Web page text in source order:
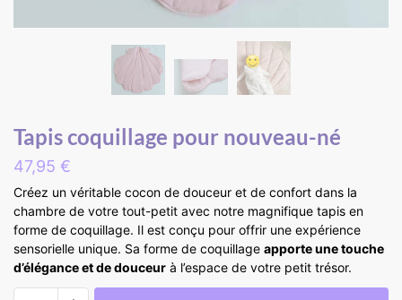
Tapis coquillage pour nouveau-né
47,95 €
Créez un véritable cocon de douceur et de confort dans la
chambre de votre tout-petit avec notre magnifique tapis en
forme de coquillage. Il est conçu pour offrir une expérience
sensorielle unique. Sa forme de coquillage apporte une touche
d’élégance et de douceur à l’espace de votre petit trésor.